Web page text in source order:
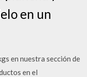
en un
en nuestra sección de
en el